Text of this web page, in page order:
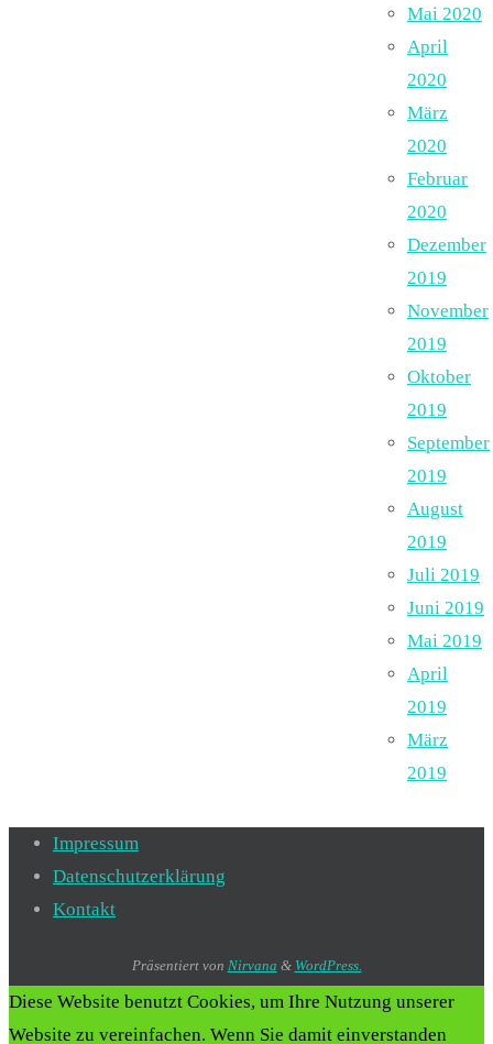
Mai 2020
April
2020
März
2020
Februar
2020
Dezember
2019
November
2019
Oktober
2019
September
2019
August
2019
Juli 2019
Juni 2019
Mai 2019
April
2019
März
2019
Impressum
Datenschutzerklärung
Kontakt
Präsentiert von Nirvana & WordPress.
Diese Website benutzt Cookies, um Ihre Nutzung unserer
Website zu vereinfachen. Wenn Sie damit einverstanden